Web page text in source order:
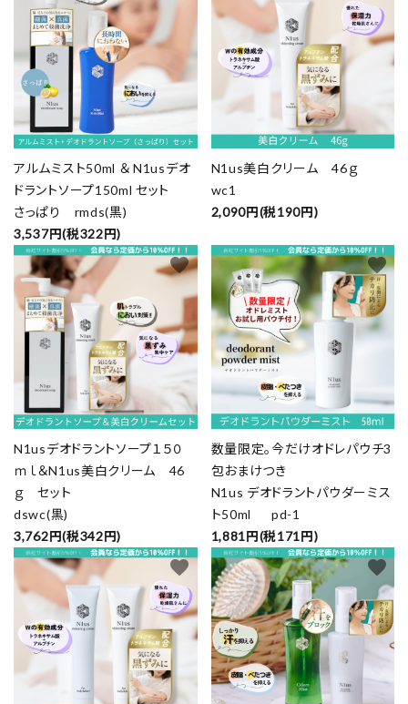
アルムミスト50ml ＆ N1usデオ
ドラントソープ150ml セット
さっぱり rmds(黒)
3,537円(税322円)
N1us美白クリーム 46ｇ
wc1
2,090円(税190円)
N1usデオドラントソープ１５０
ｍｌ＆N1us美白クリーム 46
ｇ セット
dswc(黒)
3,762円(税342円)
favorite
数量限定。今だけオドレパウチ3
包おまけつき
N1us デオドラントパウダーミス
ト50ml pd-1
1,881円(税171円)
favorite
favorite favorite